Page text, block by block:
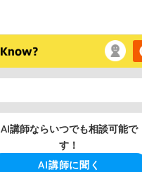
AI講師ならいつでも相談可能で
す！
AI講師に聞く